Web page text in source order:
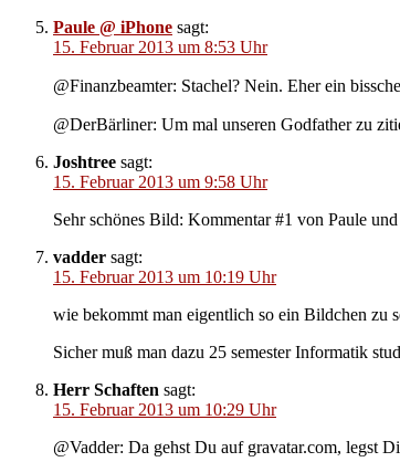
Paule @ iPhone sagt:
15. Februar 2013 um 8:53 Uhr
@Finanzbeamter: Stachel? Nein. Eher ein
@DerBärliner: Um mal unseren Godfather zu
Joshtree sagt:
15. Februar 2013 um 9:58 Uhr
Sehr schönes Bild: Kommentar #1 von Paule
vadder sagt:
15. Februar 2013 um 10:19 Uhr
wie bekommt man eigentlich so ein Bildchen zu
Sicher muß man dazu 25 semester Informatik
Herr Schaften sagt:
15. Februar 2013 um 10:29 Uhr
@Vadder: Da gehst Du auf gravatar.com, legst